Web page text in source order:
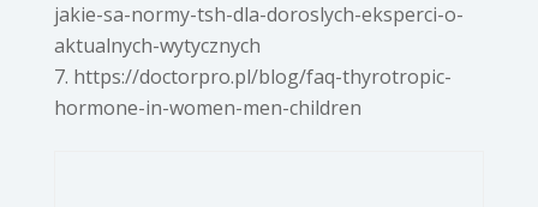
jakie-sa-normy-tsh-dla-doroslych-eksperci-o-
aktualnych-wytycznych
https://doctorpro.pl/blog/faq-thyrotropic-
hormone-in-women-men-children